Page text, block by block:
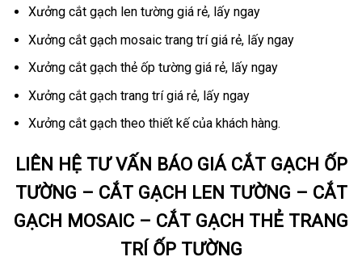
Xưởng cắt gạch len tường giá rẻ, lấy ngay
Xưởng cắt gạch mosaic trang trí giá rẻ, lấy ngay
Xưởng cắt gạch thẻ ốp tường giá rẻ, lấy ngay
Xưởng cắt gạch trang trí giá rẻ, lấy ngay
Xưởng cắt gạch theo thiết kế của khách hàng.
LIÊN HỆ TƯ VẤN BÁO GIÁ CẮT GẠCH ỐP
TƯỜNG – CẮT GẠCH LEN TƯỜNG – CẮT
GẠCH MOSAIC – CẮT GẠCH THẺ TRANG
TRÍ ỐP TƯỜNG